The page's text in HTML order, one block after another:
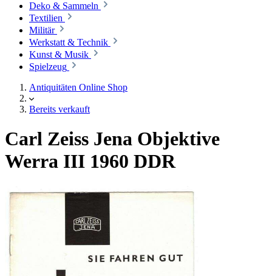
Deko & Sammeln
Textilien
Militär
Werkstatt & Technik
Kunst & Musik
Spielzeug
Antiquitäten Online Shop
Bereits verkauft
Carl Zeiss Jena Objektive
Werra III 1960 DDR